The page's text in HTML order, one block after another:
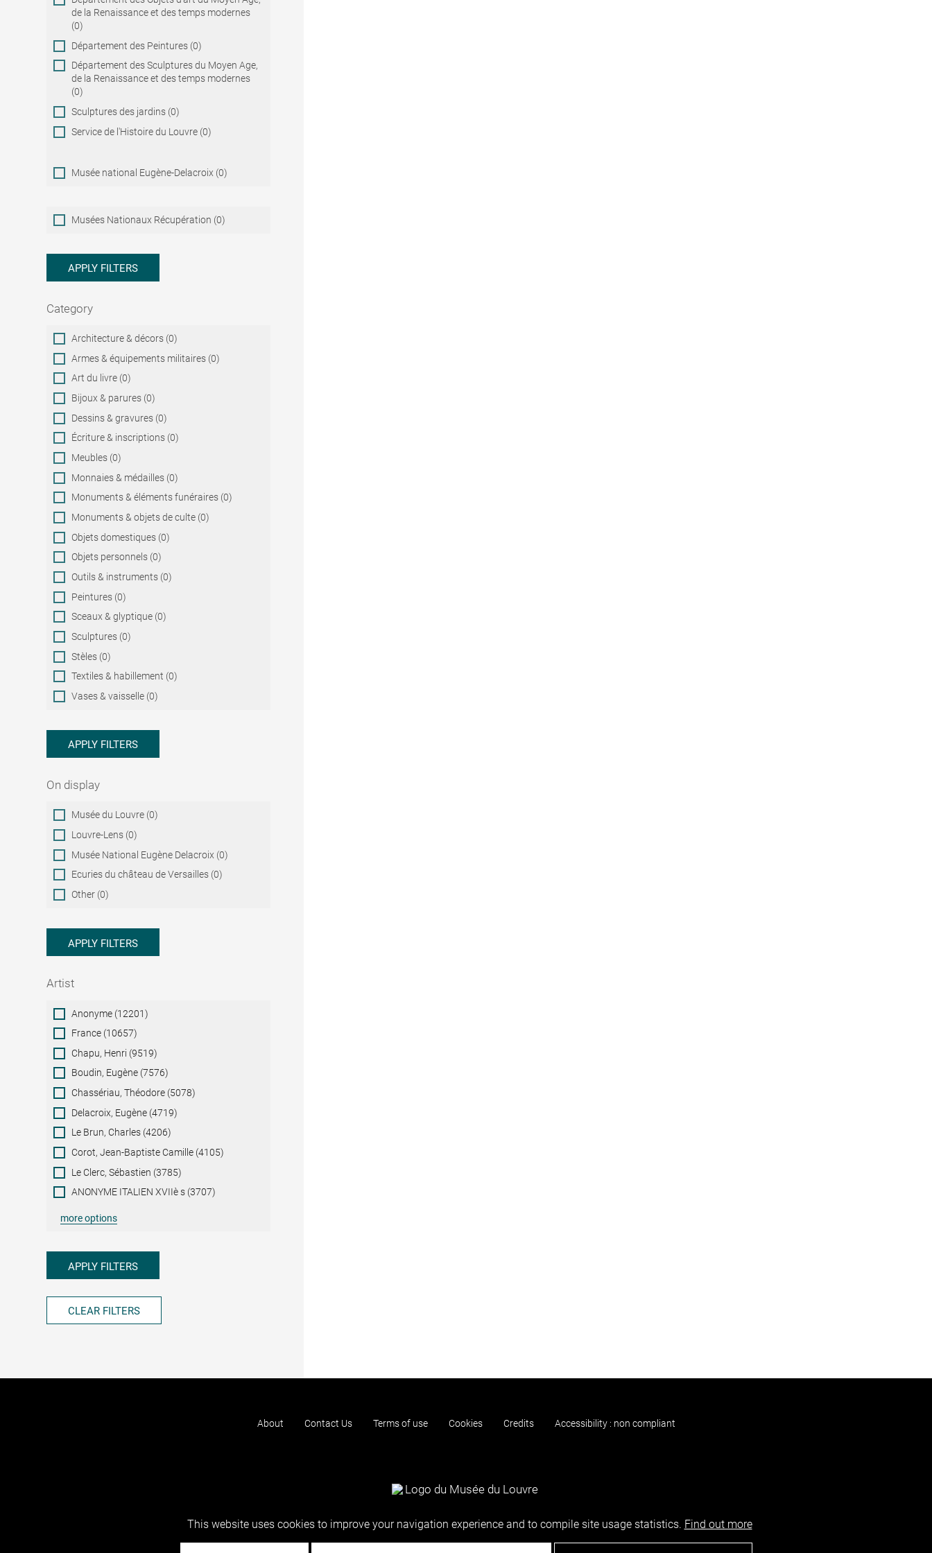
de la Renaissance et des temps modernes
(0)
Département des Peintures (0)
Département des Sculptures du Moyen Age,
de la Renaissance et des temps modernes
(0)
Sculptures des jardins (0)
Service de l'Histoire du Louvre (0)
Musée national Eugène-Delacroix (0)
Musées
Nationaux
Musées Nationaux Récupération (0)
APPLY FILTERS
Category
Category
Architecture & décors (0)
Armes & équipements militaires (0)
Art du livre (0)
Bijoux & parures (0)
Dessins & gravures (0)
Écriture & inscriptions (0)
Meubles (0)
Monnaies & médailles (0)
Monuments & éléments funéraires (0)
Monuments & objets de culte (0)
Objets domestiques (0)
Objets personnels (0)
Outils & instruments (0)
Peintures (0)
Sceaux & glyptique (0)
Sculptures (0)
Stèles (0)
Textiles & habillement (0)
Vases & vaisselle (0)
APPLY FILTERS
On display
On
display
Musée du Louvre (0)
Louvre-Lens (0)
Musée National Eugène Delacroix (0)
Ecuries du château de Versailles (0)
Other (0)
APPLY FILTERS
Artist
ArtistAnonyme (12201)
France (10657)
Chapu, Henri (9519)
Boudin, Eugène (7576)
Chassériau, Théodore (5078)
Delacroix, Eugène (4719)
Le Brun, Charles (4206)
Corot, Jean-Baptiste Camille (4105)
Le Clerc, Sébastien (3785)
ANONYME ITALIEN XVIIè s (3707)
more options
APPLY FILTERS
CLEAR FILTERS
About Contact Us Terms of use Cookies Credits Accessibility : non compliant
This website uses cookies to improve your navigation experience and to compile site usage statistics. Find out more